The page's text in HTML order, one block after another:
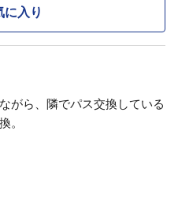
に入り
がら、隣でパス交換している
。